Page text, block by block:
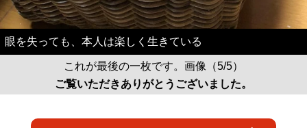
眼を失っても、本人は楽しく生きている
これが最後の一枚です。画像（5/5）
ご覧いただきありがとうございました。